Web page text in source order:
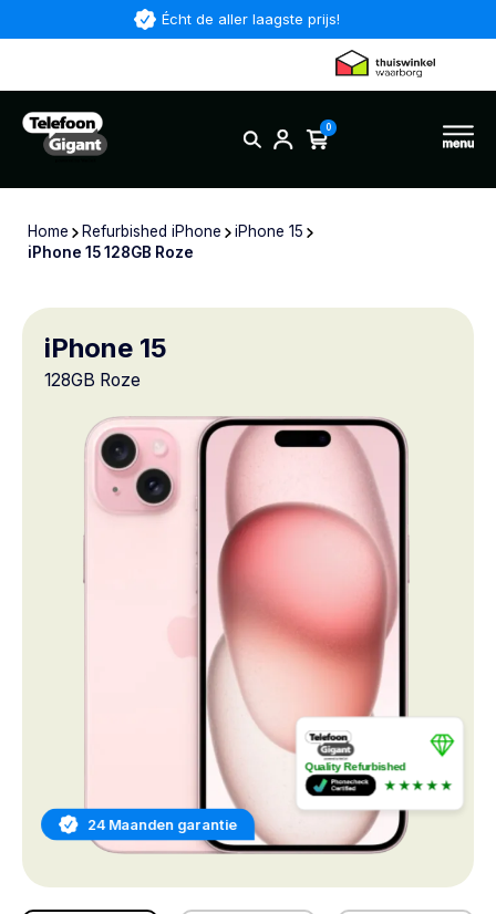
Écht de aller laagste prijs!
0
Home Refurbished iPhone
iPhone 15
iPhone 15 128GB Roze
24 Maanden garantie
iPhone 15
128GB Roze
Quality Refurbished
★★★★★